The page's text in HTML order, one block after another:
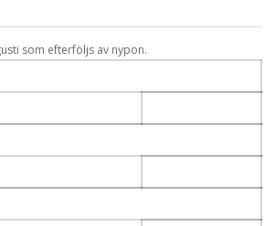
som efterföljs av nypon.